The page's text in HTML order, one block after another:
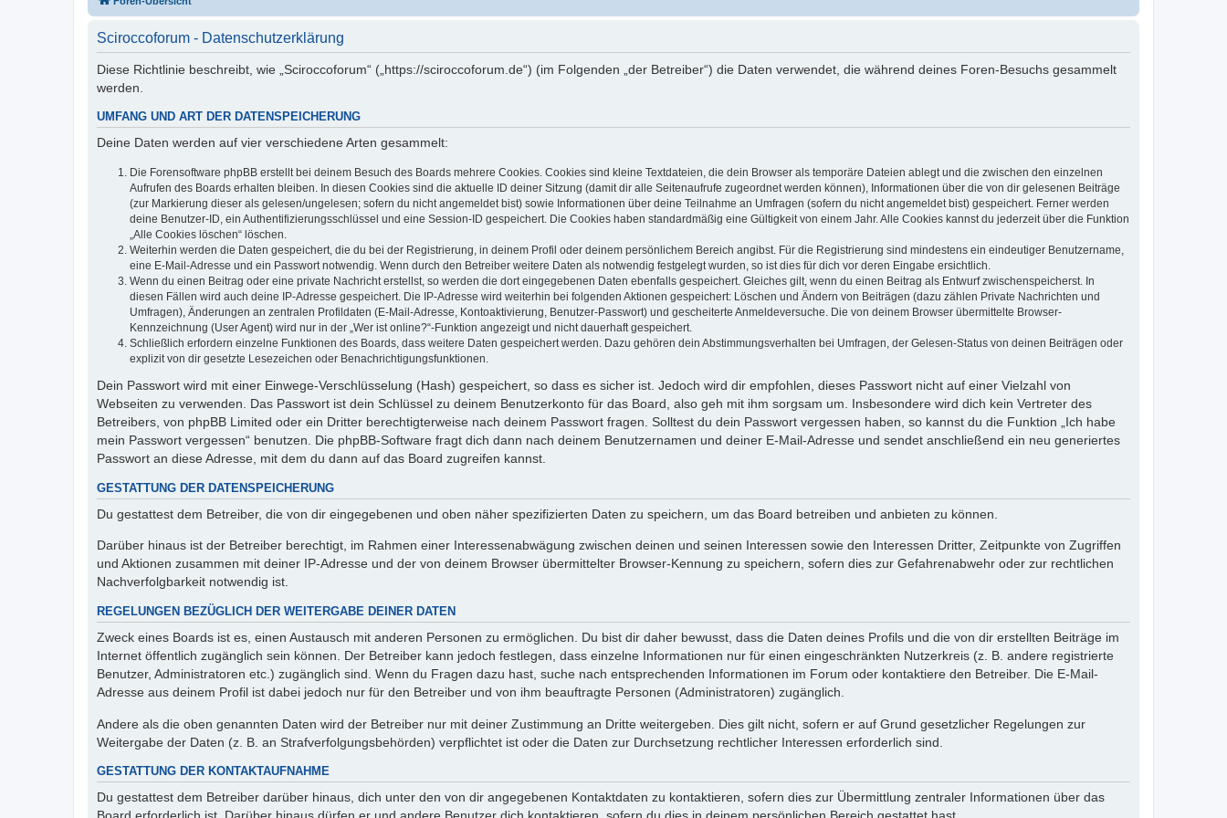
Sciroccoforum - Datenschutzerklärung
Diese Richtlinie beschreibt, wie „Sciroccoforum“ („https://sciroccoforum.de“) (im Folgenden „der Betreiber“) die Daten verwendet, die während deines Foren-Besuchs gesammelt
werden.
UMFANG UND ART DER DATENSPEICHERUNG
Deine Daten werden auf vier verschiedene Arten gesammelt:
Die Forensoftware phpBB erstellt bei deinem Besuch des Boards mehrere Cookies. Cookies sind kleine Textdateien, die dein Browser als temporäre Dateien ablegt und die zwischen den einzelnen
Aufrufen des Boards erhalten bleiben. In diesen Cookies sind die aktuelle ID deiner Sitzung (damit dir alle Seitenaufrufe zugeordnet werden können), Informationen über die von dir gelesenen Beiträge
(zur Markierung dieser als gelesen/ungelesen; sofern du nicht angemeldet bist) sowie Informationen über deine Teilnahme an Umfragen (sofern du nicht angemeldet bist) gespeichert. Ferner werden
deine Benutzer-ID, ein Authentifizierungsschlüssel und eine Session-ID gespeichert. Die Cookies haben standardmäßig eine Gültigkeit von einem Jahr. Alle Cookies kannst du jederzeit über die Funktion
„Alle Cookies löschen“ löschen.
Weiterhin werden die Daten gespeichert, die du bei der Registrierung, in deinem Profil oder deinem persönlichem Bereich angibst. Für die Registrierung sind mindestens ein eindeutiger Benutzername,
eine E-Mail-Adresse und ein Passwort notwendig. Wenn durch den Betreiber weitere Daten als notwendig festgelegt wurden, so ist dies für dich vor deren Eingabe ersichtlich.
Wenn du einen Beitrag oder eine private Nachricht erstellst, so werden die dort eingegebenen Daten ebenfalls gespeichert. Gleiches gilt, wenn du einen Beitrag als Entwurf zwischenspeicherst. In
diesen Fällen wird auch deine IP-Adresse gespeichert. Die IP-Adresse wird weiterhin bei folgenden Aktionen gespeichert: Löschen und Ändern von Beiträgen (dazu zählen Private Nachrichten und
Umfragen), Änderungen an zentralen Profildaten (E-Mail-Adresse, Kontoaktivierung, Benutzer-Passwort) und gescheiterte Anmeldeversuche. Die von deinem Browser übermittelte Browser-
Kennzeichnung (User Agent) wird nur in der „Wer ist online?“-Funktion angezeigt und nicht dauerhaft gespeichert.
Schließlich erfordern einzelne Funktionen des Boards, dass weitere Daten gespeichert werden. Dazu gehören dein Abstimmungsverhalten bei Umfragen, der Gelesen-Status von deinen Beiträgen oder
explizit von dir gesetzte Lesezeichen oder Benachrichtigungsfunktionen.
Dein Passwort wird mit einer Einwege-Verschlüsselung (Hash) gespeichert, so dass es sicher ist. Jedoch wird dir empfohlen, dieses Passwort nicht auf einer Vielzahl von
Webseiten zu verwenden. Das Passwort ist dein Schlüssel zu deinem Benutzerkonto für das Board, also geh mit ihm sorgsam um. Insbesondere wird dich kein Vertreter des
Betreibers, von phpBB Limited oder ein Dritter berechtigterweise nach deinem Passwort fragen. Solltest du dein Passwort vergessen haben, so kannst du die Funktion „Ich habe
mein Passwort vergessen“ benutzen. Die phpBB-Software fragt dich dann nach deinem Benutzernamen und deiner E-Mail-Adresse und sendet anschließend ein neu generiertes
Passwort an diese Adresse, mit dem du dann auf das Board zugreifen kannst.
GESTATTUNG DER DATENSPEICHERUNG
Du gestattest dem Betreiber, die von dir eingegebenen und oben näher spezifizierten Daten zu speichern, um das Board betreiben und anbieten zu können.
Darüber hinaus ist der Betreiber berechtigt, im Rahmen einer Interessenabwägung zwischen deinen und seinen Interessen sowie den Interessen Dritter, Zeitpunkte von Zugriffen
und Aktionen zusammen mit deiner IP-Adresse und der von deinem Browser übermittelter Browser-Kennung zu speichern, sofern dies zur Gefahrenabwehr oder zur rechtlichen
Nachverfolgbarkeit notwendig ist.
REGELUNGEN BEZÜGLICH DER WEITERGABE DEINER DATEN
Zweck eines Boards ist es, einen Austausch mit anderen Personen zu ermöglichen. Du bist dir daher bewusst, dass die Daten deines Profils und die von dir erstellten Beiträge im
Internet öffentlich zugänglich sein können. Der Betreiber kann jedoch festlegen, dass einzelne Informationen nur für einen eingeschränkten Nutzerkreis (z. B. andere registrierte
Benutzer, Administratoren etc.) zugänglich sind. Wenn du Fragen dazu hast, suche nach entsprechenden Informationen im Forum oder kontaktiere den Betreiber. Die E-Mail-
Adresse aus deinem Profil ist dabei jedoch nur für den Betreiber und von ihm beauftragte Personen (Administratoren) zugänglich.
Andere als die oben genannten Daten wird der Betreiber nur mit deiner Zustimmung an Dritte weitergeben. Dies gilt nicht, sofern er auf Grund gesetzlicher Regelungen zur
Weitergabe der Daten (z. B. an Strafverfolgungsbehörden) verpflichtet ist oder die Daten zur Durchsetzung rechtlicher Interessen erforderlich sind.
GESTATTUNG DER KONTAKTAUFNAHME
Du gestattest dem Betreiber darüber hinaus, dich unter den von dir angegebenen Kontaktdaten zu kontaktieren, sofern dies zur Übermittlung zentraler Informationen über das